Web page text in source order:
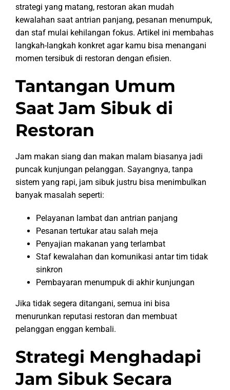
strategi yang matang, restoran akan mudah
kewalahan saat antrian panjang, pesanan menumpuk,
dan staf mulai kehilangan fokus. Artikel ini membahas
langkah-langkah konkret agar kamu bisa menangani
momen tersibuk di restoran dengan efisien.
Tantangan Umum
Saat Jam Sibuk di
Restoran
Jam makan siang dan makan malam biasanya jadi
puncak kunjungan pelanggan. Sayangnya, tanpa
sistem yang rapi, jam sibuk justru bisa menimbulkan
banyak masalah seperti:
Pelayanan lambat dan antrian panjang
Pesanan tertukar atau salah meja
Penyajian makanan yang terlambat
Staf kewalahan dan komunikasi antar tim tidak
sinkron
Pembayaran menumpuk di akhir kunjungan
Jika tidak segera ditangani, semua ini bisa
menurunkan reputasi restoran dan membuat
pelanggan enggan kembali.
Strategi Menghadapi
Jam Sibuk Secara